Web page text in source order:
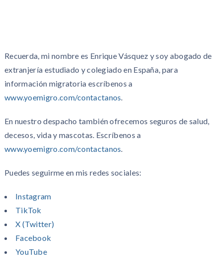
Recuerda, mi nombre es Enrique Vásquez y soy abogado de
extranjería estudiado y colegiado en España, para
información migratoria escríbenos a
www.yoemigro.com/contactanos.
En nuestro despacho también ofrecemos seguros de salud,
decesos, vida y mascotas. Escríbenos a
www.yoemigro.com/contactanos.
Puedes seguirme en mis redes sociales:
Instagram
TikTok
X (Twitter)
Facebook
YouTube